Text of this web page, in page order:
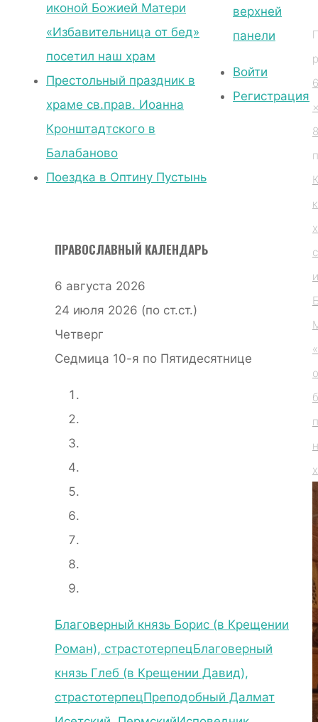
наш
храм
Exif_JPEG_420
с
иконой Божией Матери
«Избавительница от бед»
посетил наш храм
Престольный праздник в
храме св.прав. Иоанна
Кронштадтского в
Балабаново
Поездка в Оптину Пустынь
ПРАВОСЛАВНЫЙ КАЛЕНДАРЬ
6 августа 2026
24 июля 2026 (по ст.ст.)
Четверг
Седмица 10-я по Пятидесятнице
Благоверный князь Борис (в Крещении
Роман), страстотерпецБлаговерный
князь Глеб (в Крещении Давид),
страстотерпецПреподобный Далмат
верхней
панели
Войти
Регистрация